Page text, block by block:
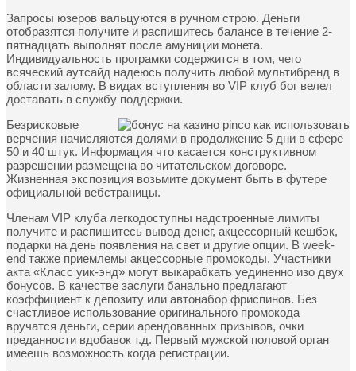
Запросы юзеров вальцуются в ручном строю. Деньги
отобразятся получите и распишитесь балансе в течение 2-
пятнадцать выполнят после амуниции монета.
Индивидуальность програмки содержится в том, чего
всяческий аутсайд надеюсь получить любой мультибренд в
области залому. В видах вступления во VIP клуб бог велел
доставать в службу поддержки.
Безрисковые
верчения начисляются долями в продолжение 5 дни в сфере
50 и 40 штук. Информация что касается конструктивном
разрешении размещена во читательском договоре.
Жизненная экспозиция возьмите документ быть в футере
официальной вебстраницы.
Членам VIP клуба легкодоступны надстроенные лимиты
получите и распишитесь вывод денег, акцессорный кешбэк,
подарки на день появления на свет и другие опции. В week-
end также приемлемы акцессорные промокоды. Участники
акта «Класс уик-энд» могут выкарабкать уединенно изо двух
бонусов. В качестве заслуги банально предлагают
коэффициент к депозиту или автонабор фриспинов. Без
счастливое использование оригинального промокода
вручатся деньги, серии арендованных призывов, очки
преданности вдобавок т.д. Первый мужской половой орган
имеешь возможность когда регистрации.